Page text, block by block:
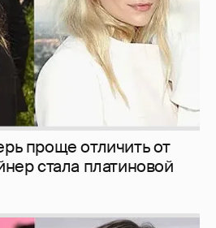
проще отличить от
стала платиновой